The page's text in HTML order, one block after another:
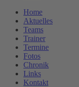
Home
Aktuelles
Teams
Trainer
Termine
Fotos
Chronik
Links
Kontakt